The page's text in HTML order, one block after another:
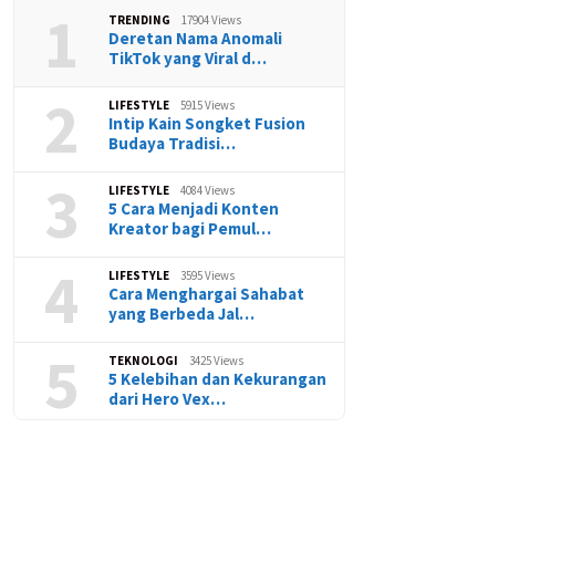
1 TRENDING 17904 Views
Deretan Nama Anomali
TikTok yang Viral d…
2 LIFESTYLE 5915 Views
Intip Kain Songket Fusion
Budaya Tradisi…
3 LIFESTYLE 4084 Views
5 Cara Menjadi Konten
Kreator bagi Pemul…
4 LIFESTYLE 3595 Views
Cara Menghargai Sahabat
yang Berbeda Jal…
5 TEKNOLOGI 3425 Views
5 Kelebihan dan Kekurangan
dari Hero Vex…